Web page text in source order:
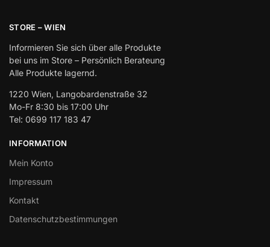
STORE – WIEN
Informieren Sie sich über alle Produkte
bei uns im Store – Persönlich Berateung
Alle Produkte lagernd.
1220 Wien, Langobardenstraße 32
Mo-Fr 8:30 bis 17:00 Uhr
Tel: 0699 117 183 47
INFORMATION
Mein Konto
Impressum
Kontakt
Datenschutzbestimmungen